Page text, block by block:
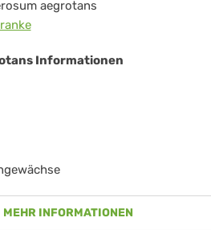
aegrotans
Informationen
MEHR INFORMATIONEN